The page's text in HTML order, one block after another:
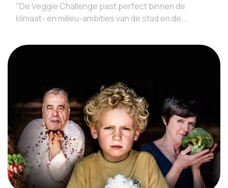
"De Veggie Challenge past perfect binnen de
klimaat- en milieu-ambities van de stad en de...